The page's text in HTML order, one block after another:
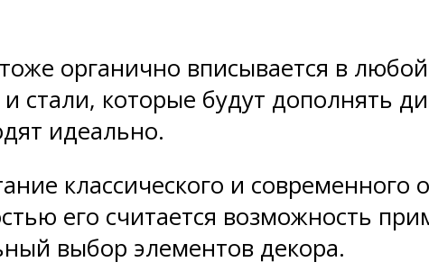
органично вписывается в
стали, которые будут дополнять
идеально.
классического и
его считается возможность
выбор элементов декора.